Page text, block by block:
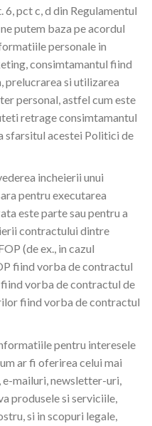
pct c, d din Regulamentul
putem baza pe acordul
personale in
consimtamantul fiind
prelucrarea si utilizarea
personal, astfel cum este
retrage consimtamantul
sfarsitul acestei Politici de
incheierii unui
pentru executarea
este parte sau pentru a
contractului dintre
(de ex., in cazul
fiind vorba de contractul
vorba de contractul de
fiind vorba de contractul
pentru interesele
ar fi oferirea celui mai
mailuri, newsletter-uri,
produsele si serviciile,
si in scopuri legale,